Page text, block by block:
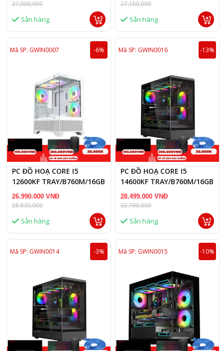
27,000,000
Sẵn hàng
27,150,000
Sẵn hàng
Mã SP: GWIN0007 -6%
PC ĐỒ HOẠ CORE I5
12600KF TRAY/B760M/16GB
RAM/RX 9060 XT 16GB
26.990.000 VNĐ
28,630,000
Sẵn hàng
Mã SP: GWIN0016 -13%
PC ĐỒ HOẠ CORE I5
14600KF TRAY/B760M/16GB
RAM/RTX 5060 TI 8GB
28.499.000 VNĐ
32,780,000
Sẵn hàng
Mã SP: GWIN0014 -3% Mã SP: GWIN0015 -10%